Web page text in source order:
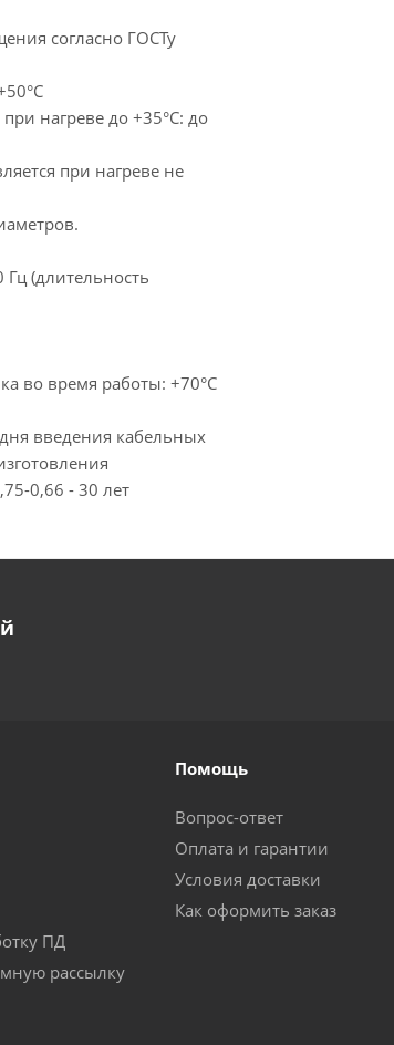
согласно ГОСТу
нагреве до +35°С: до
при нагреве не
(длительность
во время работы: +70°С
введения кабельных
0,66 - 30 лет
ПД
рассылку
Помощь
Вопрос-ответ
Оплата и гарантии
Условия доставки
Как оформить заказ